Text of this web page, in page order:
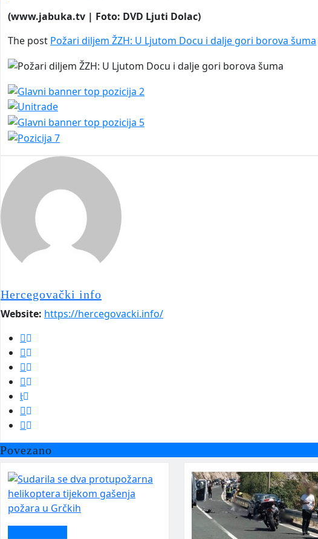
(www.jabuka.tv | Foto: DVD Ljuti Dolac)
The post Požari diljem ŽZH: U Ljutom Docu i dalje gori borova šuma
Hercegovački info
Website: https://hercegovacki.info/
Povezano